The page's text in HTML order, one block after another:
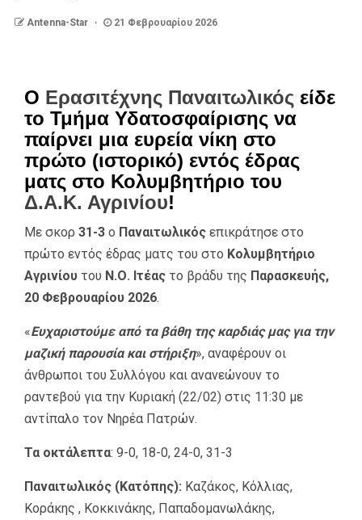
Antenna-Star 21 Φεβρουαρίου 2026
Ο Ερασιτέχνης Παναιτωλικός είδε
το Τμήμα Υδατοσφαίρισης να
παίρνει μια ευρεία νίκη στο
πρώτο (ιστορικό) εντός έδρας
ματς στο Κολυμβητήριο του
Δ.Α.Κ. Αγρινίου!
Με σκορ 31-3 ο Παναιτωλικός επικράτησε στο
πρώτο εντός έδρας ματς του στο Κολυμβητήριο
Αγρινίου του Ν.Ο. Ιτέας το βράδυ της Παρασκευής,
20 Φεβρουαρίου 2026.
«Ευχαριστούμε από τα βάθη της καρδιάς μας για την
μαζική παρουσία και στήριξη», αναφέρουν οι
άνθρωποι του Συλλόγου και ανανεώνουν το
ραντεβού για την Κυριακή (22/02) στις 11:30 με
αντίπαλο τον Νηρέα Πατρών.
Τα οκτάλεπτα: 9-0, 18-0, 24-0, 31-3
Παναιτωλικός (Κατόπης): Καζάκος, Κόλλιας,
Κοράκης , Κοκκινάκης, Παπαδομανωλάκης,